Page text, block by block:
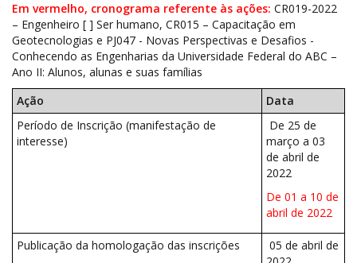
Em vermelho, cronograma referente às ações: CR019-2022
– Engenheiro [ ] Ser humano, CR015 – Capacitação em
Geotecnologias e PJ047 - Novas Perspectivas e Desafios -
Conhecendo as Engenharias da Universidade Federal do ABC –
Ano II: Alunos, alunas e suas famílias
Ação
Data
Período de Inscrição (manifestação de
interesse)
De 25 de
março a 03
de abril de
2022
De 01 a 10 de
abril de 2022
Publicação da homologação das inscrições
05 de abril de